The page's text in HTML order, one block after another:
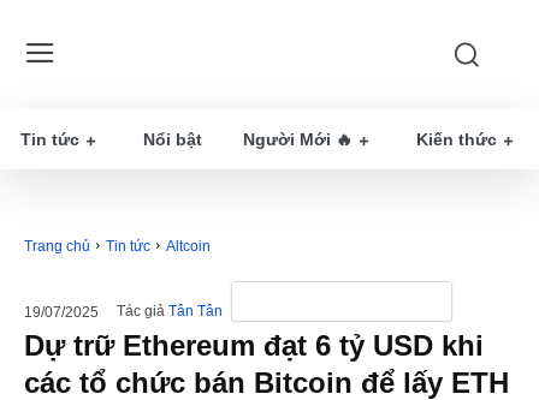
Tin tức Nổi bật Người Mới 🔥 Kiến thức
Trang chủ Tin tức Altcoin
19/07/2025 Tác giả Tân Tân
Dự trữ Ethereum đạt 6 tỷ USD khi
các tổ chức bán Bitcoin để lấy ETH